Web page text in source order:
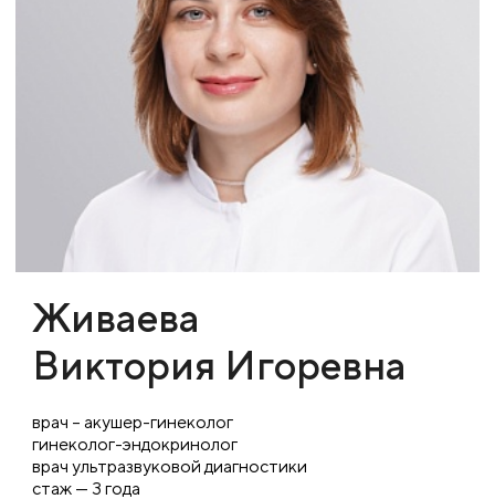
Живаева
Виктория Игоревна
врач – акушер-гинеколог
гинеколог-эндокринолог
врач ультразвуковой диагностики
стаж — 3 года